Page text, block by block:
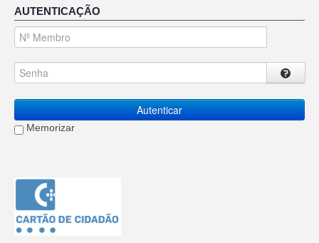
AUTENTICAÇÃO
Autenticar
Memorizar